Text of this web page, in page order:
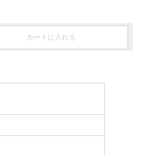
カートに入れる